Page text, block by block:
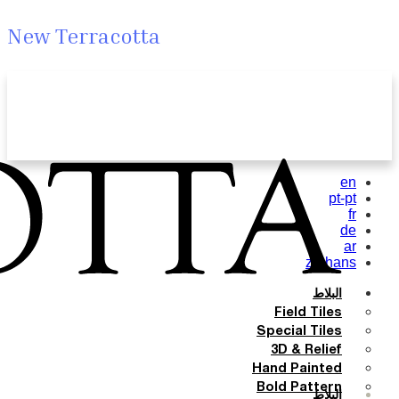
New Terracotta
البلاط
en
pt-pt
fr
de
ar
zh-hans
البلاط
Field Tiles
Special Tiles
3D & Relief
Hand Painted
Bold Pattern